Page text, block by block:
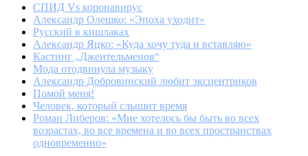
СПИД Vs коронавирус
Александр Олешко: «Эпоха уходит»
Русский в кишлаках
Александр Яцко: «Куда хочу туда и вставляю»
Кастинг „Джентельменов“
Мода отодвинула музыку
Александр Добровинский любит эксцентриков
Помой меня!
Человек, который слышит время
Роман Либеров: «Мне хотелось бы быть во всех
возрастах, во все времена и во всех пространствах
одновременно»